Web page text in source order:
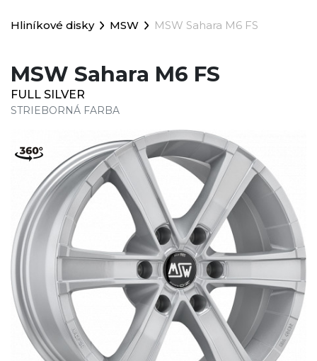
Hliníkové disky MSW MSW Sahara M6 FS
MSW Sahara M6 FS
FULL SILVER
STRIEBORNÁ FARBA